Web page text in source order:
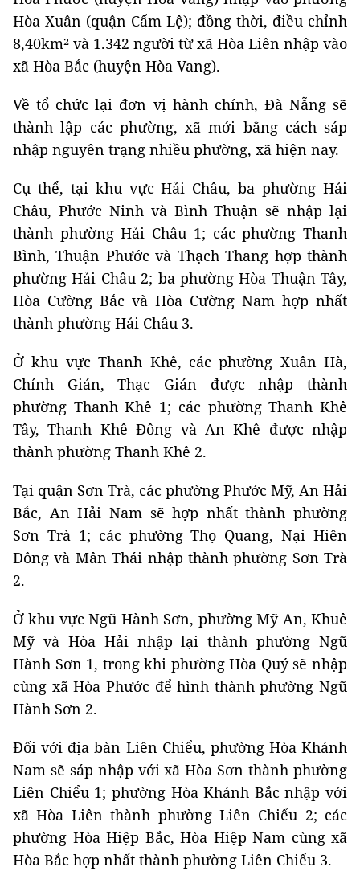
Hòa Xuân (quận Cẩm Lệ); đồng thời, điều chỉnh
8,40km² và 1.342 người từ xã Hòa Liên nhập vào
xã Hòa Bắc (huyện Hòa Vang).
Về tổ chức lại đơn vị hành chính, Đà Nẵng sẽ
thành lập các phường, xã mới bằng cách sáp
nhập nguyên trạng nhiều phường, xã hiện nay.
Cụ thể, tại khu vực Hải Châu, ba phường Hải
Châu, Phước Ninh và Bình Thuận sẽ nhập lại
thành phường Hải Châu 1; các phường Thanh
Bình, Thuận Phước và Thạch Thang hợp thành
phường Hải Châu 2; ba phường Hòa Thuận Tây,
Hòa Cường Bắc và Hòa Cường Nam hợp nhất
thành phường Hải Châu 3.
Ở khu vực Thanh Khê, các phường Xuân Hà,
Chính Gián, Thạc Gián được nhập thành
phường Thanh Khê 1; các phường Thanh Khê
Tây, Thanh Khê Đông và An Khê được nhập
thành phường Thanh Khê 2.
Tại quận Sơn Trà, các phường Phước Mỹ, An Hải
Bắc, An Hải Nam sẽ hợp nhất thành phường
Sơn Trà 1; các phường Thọ Quang, Nại Hiên
Đông và Mân Thái nhập thành phường Sơn Trà
2.
Ở khu vực Ngũ Hành Sơn, phường Mỹ An, Khuê
Mỹ và Hòa Hải nhập lại thành phường Ngũ
Hành Sơn 1, trong khi phường Hòa Quý sẽ nhập
cùng xã Hòa Phước để hình thành phường Ngũ
Hành Sơn 2.
Đối với địa bàn Liên Chiểu, phường Hòa Khánh
Nam sẽ sáp nhập với xã Hòa Sơn thành phường
Liên Chiểu 1; phường Hòa Khánh Bắc nhập với
xã Hòa Liên thành phường Liên Chiểu 2; các
phường Hòa Hiệp Bắc, Hòa Hiệp Nam cùng xã
Hòa Bắc hợp nhất thành phường Liên Chiểu 3.